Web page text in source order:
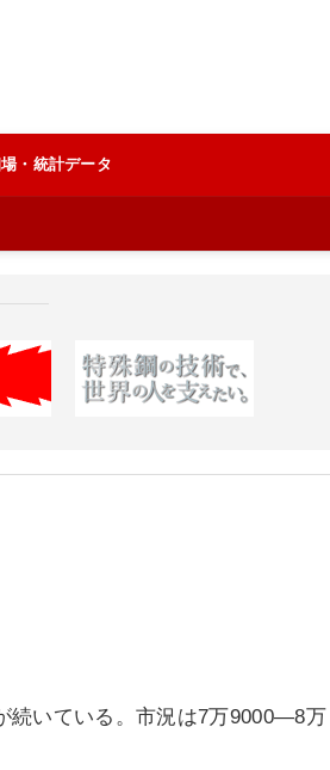
・統計データ
続いている。市況は7万9000―8万